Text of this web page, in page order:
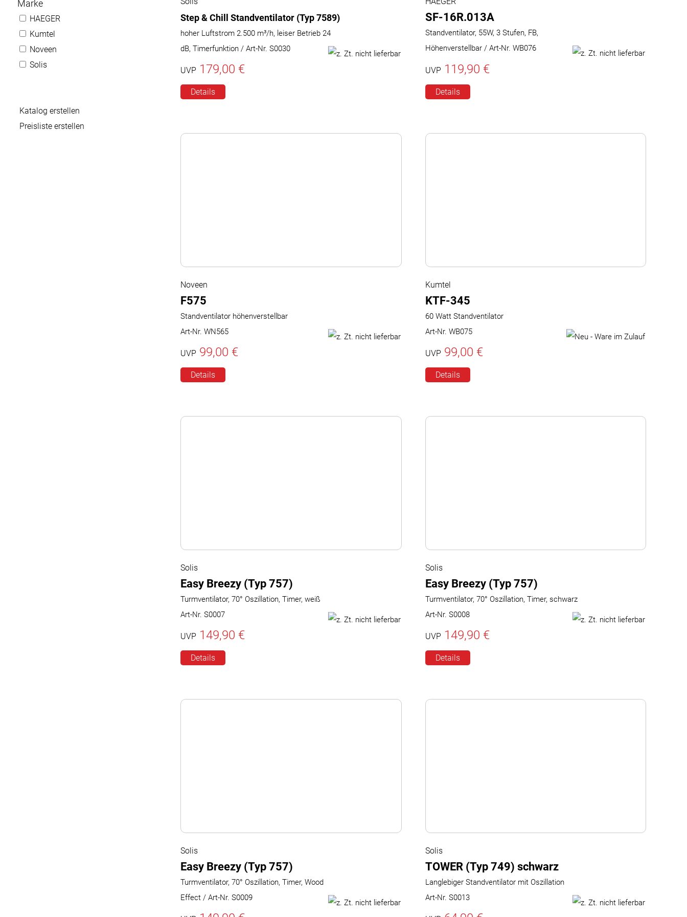
Marke
HAEGER
Kumtel
Noveen
Solis
Katalog erstellen
Preisliste erstellen
Step & Chill Standventilator (Typ 7589)
hoher Luftstrom 2.500 m³/h, leiser Betrieb 24
dB, Timerfunktion / Art-Nr. S0030
UVP179,00 €
Details
SF-16R.013A
Standventilator, 55W, 3 Stufen, FB,
Höhenverstellbar / Art-Nr. WB076
UVP119,90 €
Details
Noveen
F575
Standventilator höhenverstellbar
Art-Nr. WN565
UVP99,00 €
Details
Kumtel
KTF-345
60 Watt Standventilator
Art-Nr. WB075
UVP99,00 €
Details
Solis
Easy Breezy (Typ 757)
Turmventilator, 70° Oszillation, Timer, weiß
Art-Nr. S0007
UVP149,90 €
Details
Solis
Easy Breezy (Typ 757)
Turmventilator, 70° Oszillation, Timer, schwarz
Art-Nr. S0008
UVP149,90 €
Details
Solis
Easy Breezy (Typ 757)
Turmventilator, 70° Oszillation, Timer, Wood
Effect / Art-Nr. S0009
Solis
TOWER (Typ 749) schwarz
Langlebiger Standventilator mit Oszillation
Art-Nr. S0013